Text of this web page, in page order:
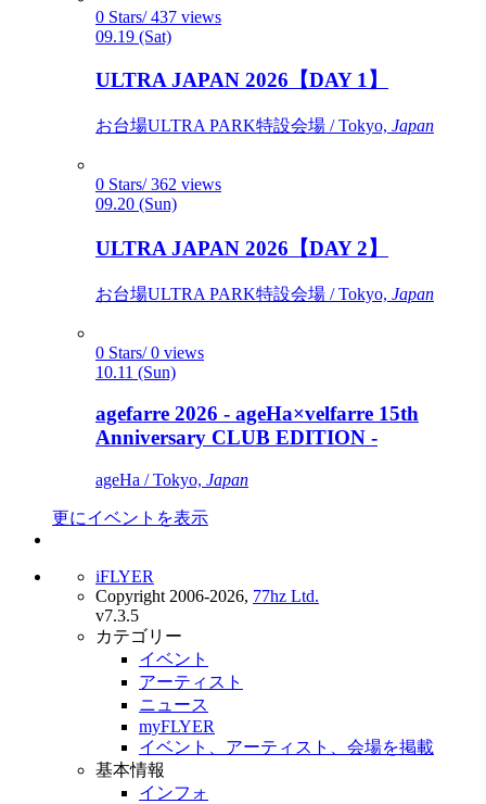
0 Stars/ 437 views
09.19 (Sat)
ULTRA JAPAN 2026【DAY 1】
お台場ULTRA PARK特設会場 / Tokyo, Japan
0 Stars/ 362 views
09.20 (Sun)
ULTRA JAPAN 2026【DAY 2】
お台場ULTRA PARK特設会場 / Tokyo, Japan
0 Stars/ 0 views
10.11 (Sun)
agefarre 2026 - ageHa×velfarre 15th
Anniversary CLUB EDITION -
ageHa / Tokyo, Japan
更にイベントを表示
iFLYER
Copyright 2006-2026, 77hz Ltd.
v7.3.5
カテゴリー
イベント
アーティスト
ニュース
myFLYER
イベント、アーティスト、会場を掲載
基本情報
インフォ